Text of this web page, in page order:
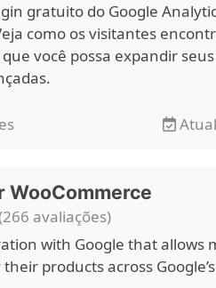
gratuito do Google
como os visitantes
você possa expandir
WooCommerce
avaliações)
with Google that allows
products across